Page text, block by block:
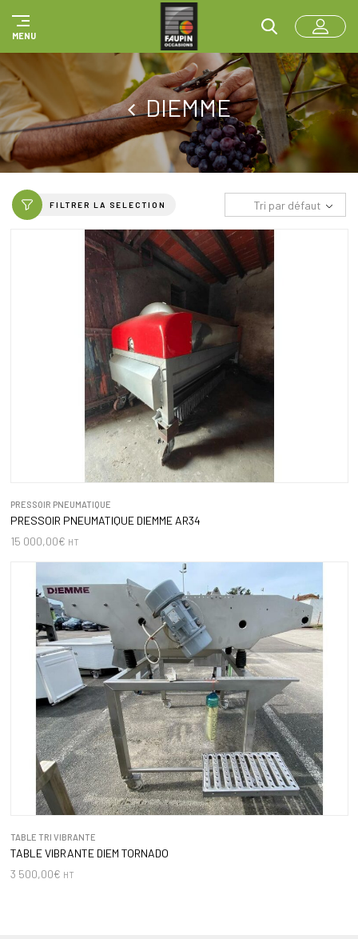
MENU
DIEMME
FILTRER LA SELECTION Tri par défaut
PRESSOIR PNEUMATIQUE
PRESSOIR PNEUMATIQUE DIEMME AR34
15 000,00€ HT
TABLE TRI VIBRANTE
TABLE VIBRANTE DIEM TORNADO
3 500,00€ HT
Panneau de gestion des cookies